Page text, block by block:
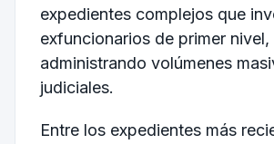
expedientes complejos que
exfuncionarios de primer nivel,
administrando volúmenes
judiciales.
Entre los expedientes más